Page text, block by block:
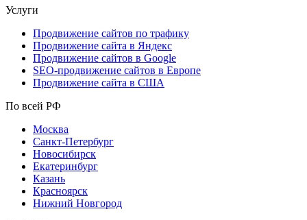
Услуги
Продвижение сайтов по трафику
Продвижение сайта в Яндекс
Продвижение сайтов в Google
SEO-продвижение сайтов в Европе
Продвижение сайта в США
По всей РФ
Москва
Санкт-Петербург
Новосибирск
Екатеринбург
Казань
Красноярск
Нижний Новгород